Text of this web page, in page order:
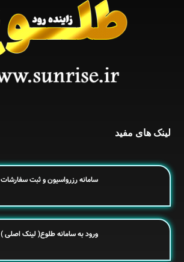
لینک های مفید
سامانه رزرواسیون و ثبت سفارشات
ورود به سامانه طلوع( لینک اصلی )